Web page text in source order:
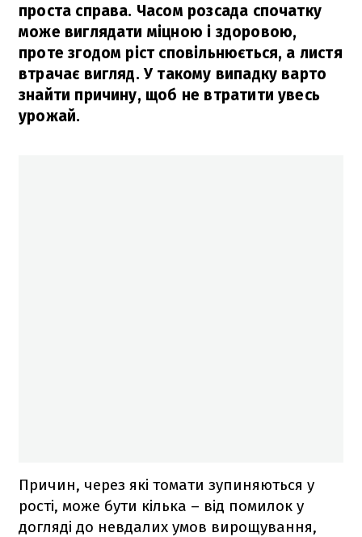
проста справа. Часом розсада спочатку
може виглядати міцною і здоровою,
проте згодом ріст сповільнюється, а листя
втрачає вигляд. У такому випадку варто
знайти причину, щоб не втратити увесь
урожай.
Причин, через які томати зупиняються у
рості, може бути кілька – від помилок у
догляді до невдалих умов вирощування,